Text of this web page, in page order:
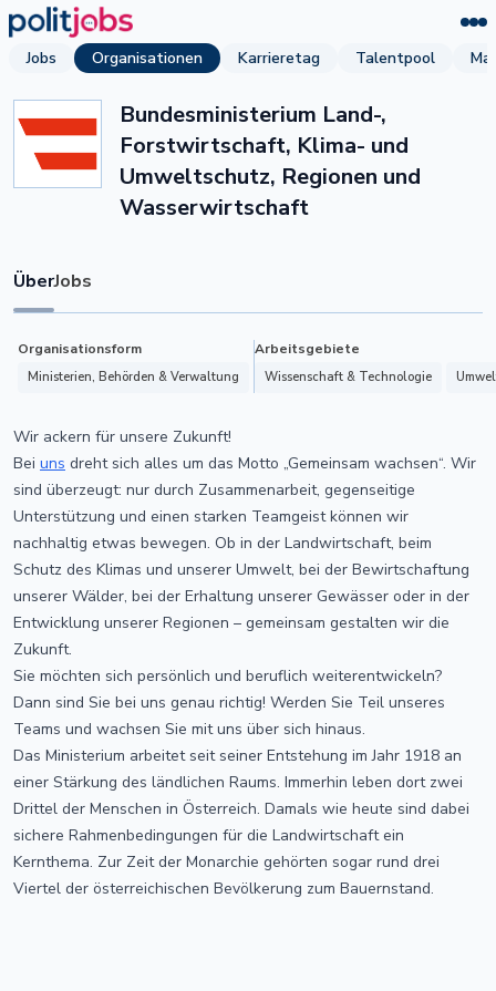
Jobs Organisationen Karrieretag Talentpool
Bundesministerium Land-,
Forstwirtschaft, Klima- und
Umweltschutz, Regionen und
Wasserwirtschaft
ÜberJobs
Organisationsform
Ministerien, Behörden & Verwaltung
Arbeitsgebiete
Wissenschaft & Technologie
Wir ackern für unsere Zukunft!
Bei uns dreht sich alles um das Motto „Gemeinsam wachsen“. Wir
sind überzeugt: nur durch Zusammenarbeit, gegenseitige
Unterstützung und einen starken Teamgeist können wir
nachhaltig etwas bewegen. Ob in der Landwirtschaft, beim
Schutz des Klimas und unserer Umwelt, bei der Bewirtschaftung
unserer Wälder, bei der Erhaltung unserer Gewässer oder in der
Entwicklung unserer Regionen – gemeinsam gestalten wir die
Zukunft.
Sie möchten sich persönlich und beruflich weiterentwickeln?
Dann sind Sie bei uns genau richtig! Werden Sie Teil unseres
Teams und wachsen Sie mit uns über sich hinaus.
Das Ministerium arbeitet seit seiner Entstehung im Jahr 1918 an
einer Stärkung des ländlichen Raums. Immerhin leben dort zwei
Drittel der Menschen in Österreich. Damals wie heute sind dabei
sichere Rahmenbedingungen für die Landwirtschaft ein
Kernthema. Zur Zeit der Monarchie gehörten sogar rund drei
Viertel der österreichischen Bevölkerung zum Bauernstand.